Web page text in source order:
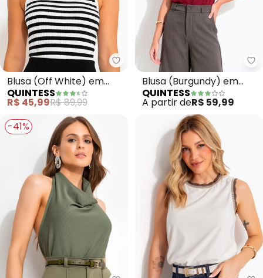
Quintess - Blusa (Off White)
Blusa (Off White) em
Tricô
QUINTESS
R$ 45,99R$ 89,99
Blusa (Burgundy) em
Malha Crepe
QUINTESS
A partir deR$ 59,99
-41%